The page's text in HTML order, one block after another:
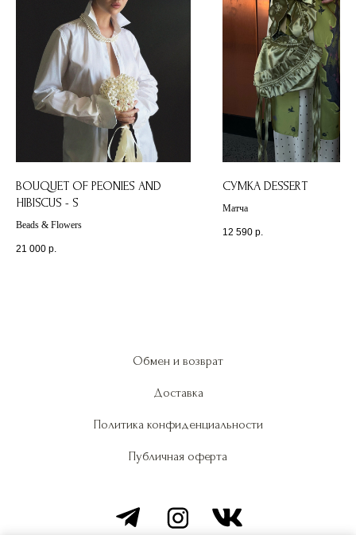
BOUQUET OF PEONIES AND
HIBISCUS - S
Beads & Flowers
21 000 р.
СУМКА DESSERT
Матча
12 590 р.
Обмен и возврат
Доставка
Политика конфиденциальности
Публичная оферта